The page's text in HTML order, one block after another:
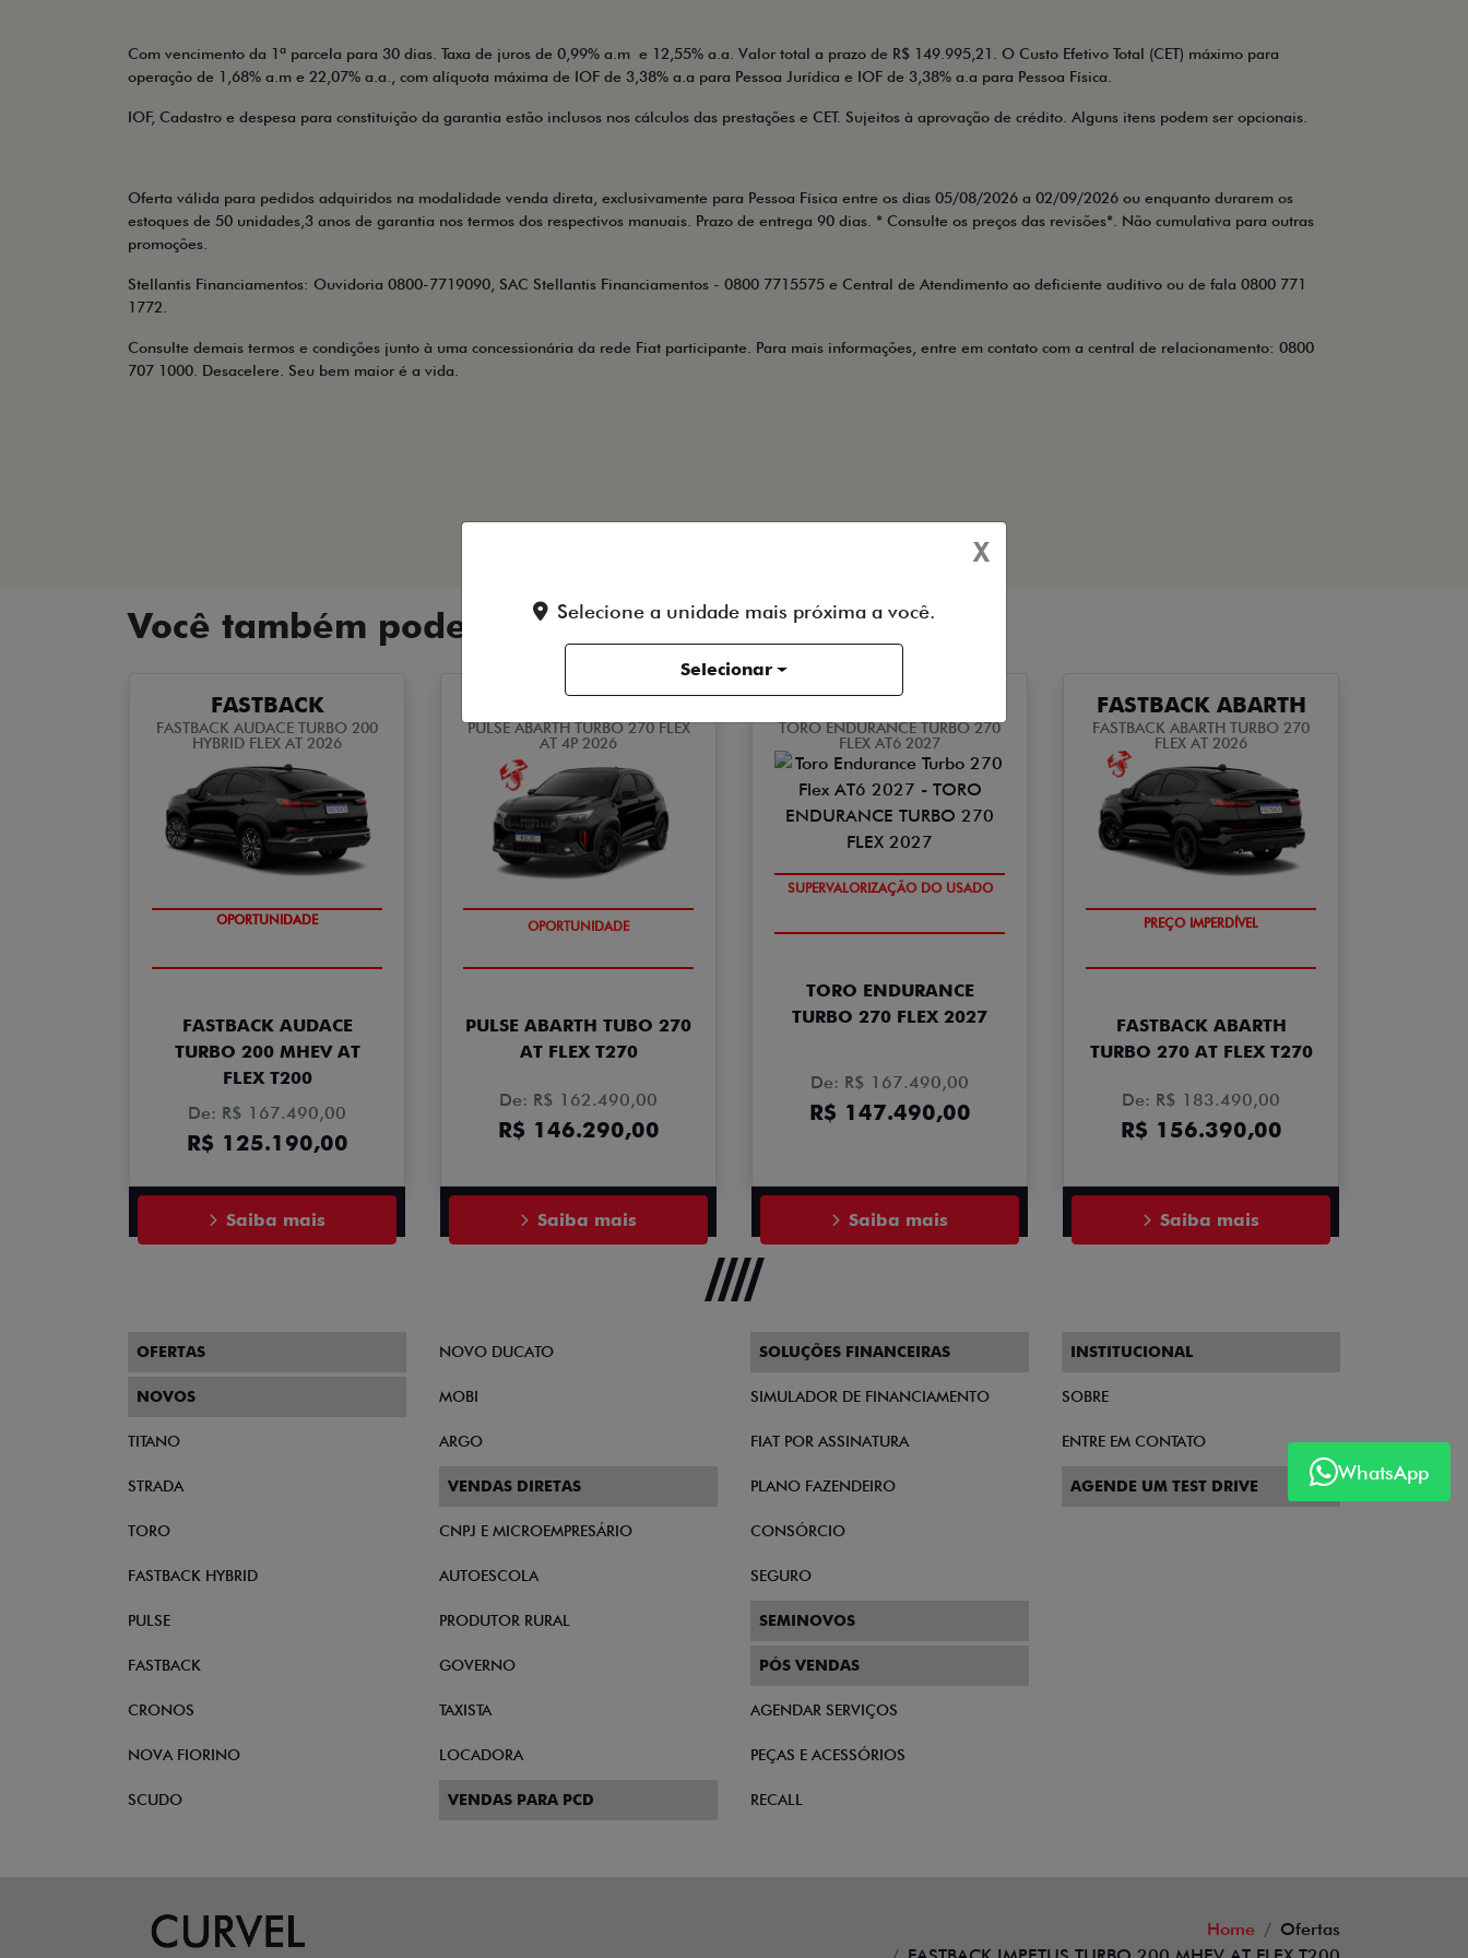
Com vencimento da 1ª parcela para 30 dias. Taxa de juros de 0,99% a.m e 12,55% a.a. Valor total a prazo de R$ 149.995,21. O Custo Efetivo Total (CET) máximo para
operação de 1,68% a.m e 22,07% a.a., com alíquota máxima de IOF de 3,38% a.a para Pessoa Jurídica e IOF de 3,38% a.a para Pessoa Física.
IOF, Cadastro e despesa para constituição da garantia estão inclusos nos cálculos das prestações e CET. Sujeitos à aprovação de crédito. Alguns itens podem ser opcionais.
Oferta válida para pedidos adquiridos na modalidade venda direta, exclusivamente para Pessoa Física entre os dias 05/08/2026 a 02/09/2026 ou enquanto durarem os
estoques de 50 unidades,3 anos de garantia nos termos dos respectivos manuais. Prazo de entrega 90 dias. * Consulte os preços das revisões*. Não cumulativa para outras
promoções.
Stellantis Financiamentos: Ouvidoria 0800-7719090, SAC Stellantis Financiamentos - 0800 7715575 e Central de Atendimento ao deficiente auditivo ou de fala 0800 771
1772.
Consulte demais termos e condições junto à uma concessionária da rede Fiat participante. Para mais informações, entre em contato com a central de relacionamento: 0800
707 1000. Desacelere. Seu bem maior é a vida.
Você também pode gostar de:
FASTBACK
FASTBACK AUDACE TURBO 200
HYBRID FLEX AT 2026
OPORTUNIDADE
FASTBACK AUDACE
TURBO 200 MHEV AT
FLEX T200
De: R$ 167.490,00
R$ 125.190,00
Saiba mais
PULSE ABARTH
PULSE ABARTH TURBO 270 FLEX
AT 4P 2026
SAIA DE FIAT 0KM
PULSE ABARTH TUBO 270
AT FLEX T270
De: R$ 162.490,00
R$ 146.290,00
Saiba mais
TORO
TORO ENDURANCE TURBO 270
FLEX AT6 2027
COM USADO NA TROCA
TORO ENDURANCE
TURBO 270 FLEX 2027
De: R$ 167.490,00
R$ 147.490,00
Saiba mais
FASTBACK ABARTH
FASTBACK ABARTH TURBO 270
FLEX AT 2026
SAIA DE FIAT 0KM
FASTBACK ABARTH
TURBO 270 AT FLEX T270
De: R$ 183.490,00
R$ 156.390,00
Saiba mais
WhatsApp
OFERTAS
NOVOS
TITANO
STRADA
TORO
FASTBACK HYBRID
PULSE
FASTBACK
CRONOS
NOVA FIORINO
SCUDO
NOVO DUCATO
MOBI
ARGO
VENDAS DIRETAS
CNPJ E MICROEMPRESÁRIO
AUTOESCOLA
PRODUTOR RURAL
GOVERNO
TAXISTA
LOCADORA
VENDAS PARA PCD
SOLUÇÕES FINANCEIRAS
SIMULADOR DE FINANCIAMENTO
FIAT POR ASSINATURA
PLANO FAZENDEIRO
CONSÓRCIO
SEGURO
SEMINOVOS
PÓS VENDAS
AGENDAR SERVIÇOS
PEÇAS E ACESSÓRIOS
RECALL
INSTITUCIONAL
SOBRE
ENTRE EM CONTATO
AGENDE UM TEST DRIVE
Home
Ofertas
X
Selecione a unidade mais próxima a você.
Selecionar